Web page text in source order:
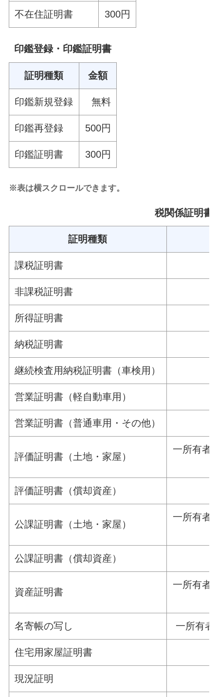
不在住証明書 300円
印鑑登録・印鑑証明書
証明種類 金額
印鑑新規登録 無料
印鑑再登録 500円
印鑑証明書 300円
※表は横スクロールできます。
税関係証明書
証明種類
課税証明書
非課税証明書
所得証明書
納税証明書
継続検査用納税証明書（車検用）
営業証明書（軽自動車用）
営業証明書（普通車用・その他）
評価証明書（土地・家屋）
一所有者
評価証明書（償却資産）
公課証明書（土地・家屋）
一所有者
公課証明書（償却資産）
資産証明書
一所有者
名寄帳の写し 一所有者
住宅用家屋証明書
現況証明